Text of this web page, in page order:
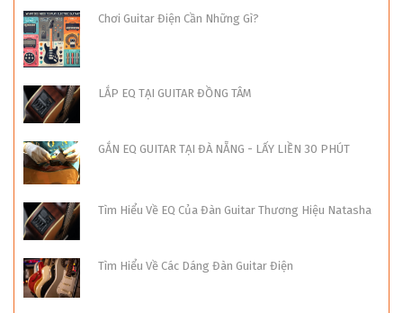
Chơi Guitar Điện Cần Những Gì?
LẮP EQ TẠI GUITAR ĐỒNG TÂM
GẮN EQ GUITAR TẠI ĐÀ NẴNG - LẤY LIỀN 30 PHÚT
Tìm Hiểu Về EQ Của Đàn Guitar Thương Hiệu Natasha
Tìm Hiểu Về Các Dáng Đàn Guitar Điện